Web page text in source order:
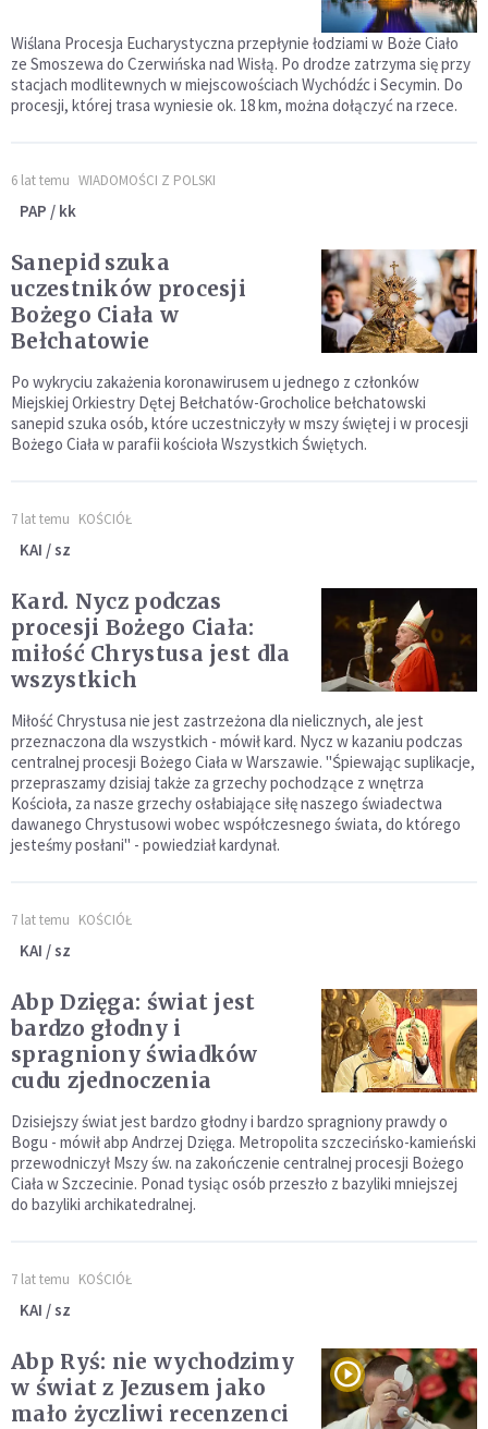
Wiślana Procesja Eucharystyczna przepłynie łodziami w Boże Ciało
ze Smoszewa do Czerwińska nad Wisłą. Po drodze zatrzyma się przy
stacjach modlitewnych w miejscowościach Wychódźc i Secymin. Do
procesji, której trasa wyniesie ok. 18 km, można dołączyć na rzece.
6 lat temu WIADOMOŚCI Z POLSKI
PAP / kk
Sanepid szuka
uczestników procesji
Bożego Ciała w
Bełchatowie
Po wykryciu zakażenia koronawirusem u jednego z członków
Miejskiej Orkiestry Dętej Bełchatów-Grocholice bełchatowski
sanepid szuka osób, które uczestniczyły w mszy świętej i w procesji
Bożego Ciała w parafii kościoła Wszystkich Świętych.
7 lat temu KOŚCIÓŁ
KAI / sz
Kard. Nycz podczas
procesji Bożego Ciała:
miłość Chrystusa jest dla
wszystkich
Miłość Chrystusa nie jest zastrzeżona dla nielicznych, ale jest
przeznaczona dla wszystkich - mówił kard. Nycz w kazaniu podczas
centralnej procesji Bożego Ciała w Warszawie. "Śpiewając suplikacje,
przepraszamy dzisiaj także za grzechy pochodzące z wnętrza
Kościoła, za nasze grzechy osłabiające siłę naszego świadectwa
dawanego Chrystusowi wobec współczesnego świata, do którego
jesteśmy posłani" - powiedział kardynał.
7 lat temu KOŚCIÓŁ
KAI / sz
Abp Dzięga: świat jest
bardzo głodny i
spragniony świadków
cudu zjednoczenia
Dzisiejszy świat jest bardzo głodny i bardzo spragniony prawdy o
Bogu - mówił abp Andrzej Dzięga. Metropolita szczecińsko-kamieński
przewodniczył Mszy św. na zakończenie centralnej procesji Bożego
Ciała w Szczecinie. Ponad tysiąc osób przeszło z bazyliki mniejszej
do bazyliki archikatedralnej.
7 lat temu KOŚCIÓŁ
KAI / sz
Abp Ryś: nie wychodzimy
w świat z Jezusem jako
mało życzliwi recenzenci